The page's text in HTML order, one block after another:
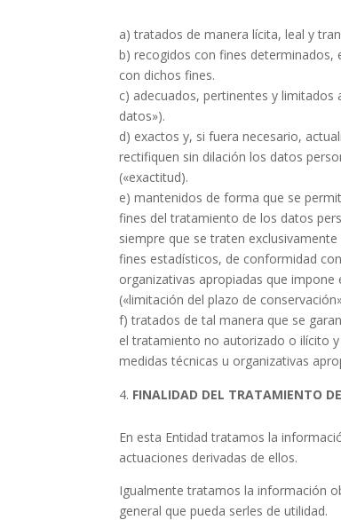
a) tratados de manera lícita, leal y
b) recogidos con fines
con dichos fines.
c) adecuados, pertinentes y
datos»).
d) exactos y, si fuera necesario,
rectifiquen sin dilación los datos
(«exactitud).
e) mantenidos de forma que se
fines del tratamiento de los datos
siempre que se traten
fines estadísticos, de conformidad
organizativas apropiadas que
(«limitación del plazo de
f) tratados de tal manera que se
el tratamiento no autorizado o ilícito
medidas técnicas u organizativas
FINALIDAD DEL TRATAMIENTO
En esta Entidad tratamos la
actuaciones derivadas de ellos.
Igualmente tratamos la información
general que pueda serles de utilidad.